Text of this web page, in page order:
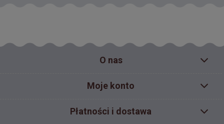
O nas
Moje konto
Płatności i dostawa